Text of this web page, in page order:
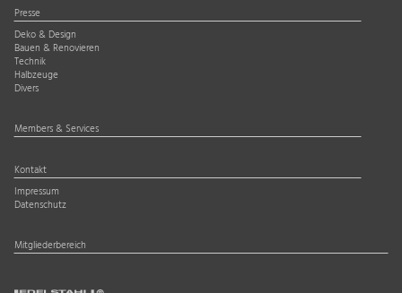
Presse
Deko & Design
Bauen & Renovieren
Technik
Halbzeuge
Divers
Members & Services
Kontakt
Impressum
Datenschutz
Mitgliederbereich